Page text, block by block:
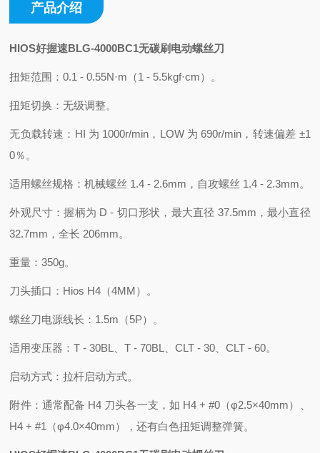
产品介绍
HIOS好握速BLG-4000BC1无碳刷电动螺丝刀
扭矩范围：0.1 - 0.55N·m（1 - 5.5kgf·cm）。
扭矩切换：无级调整。
无负载转速：HI 为 1000r/min，LOW 为 690r/min，转速偏差 ±1
0％。
适用螺丝规格：机械螺丝 1.4 - 2.6mm，自攻螺丝 1.4 - 2.3mm。
外观尺寸：握柄为 D - 切口形状，最大直径 37.5mm，最小直径
32.7mm，全长 206mm。
重量：350g。
刀头插口：Hios H4（4MM）。
螺丝刀电源线长：1.5m（5P）。
适用变压器：T - 30BL、T - 70BL、CLT - 30、CLT - 60。
启动方式：拉杆启动方式。
附件：通常配备 H4 刀头各一支，如 H4 + #0（φ2.5×40mm）、
H4 + #1（φ4.0×40mm），还有白色扭矩调整弹簧。